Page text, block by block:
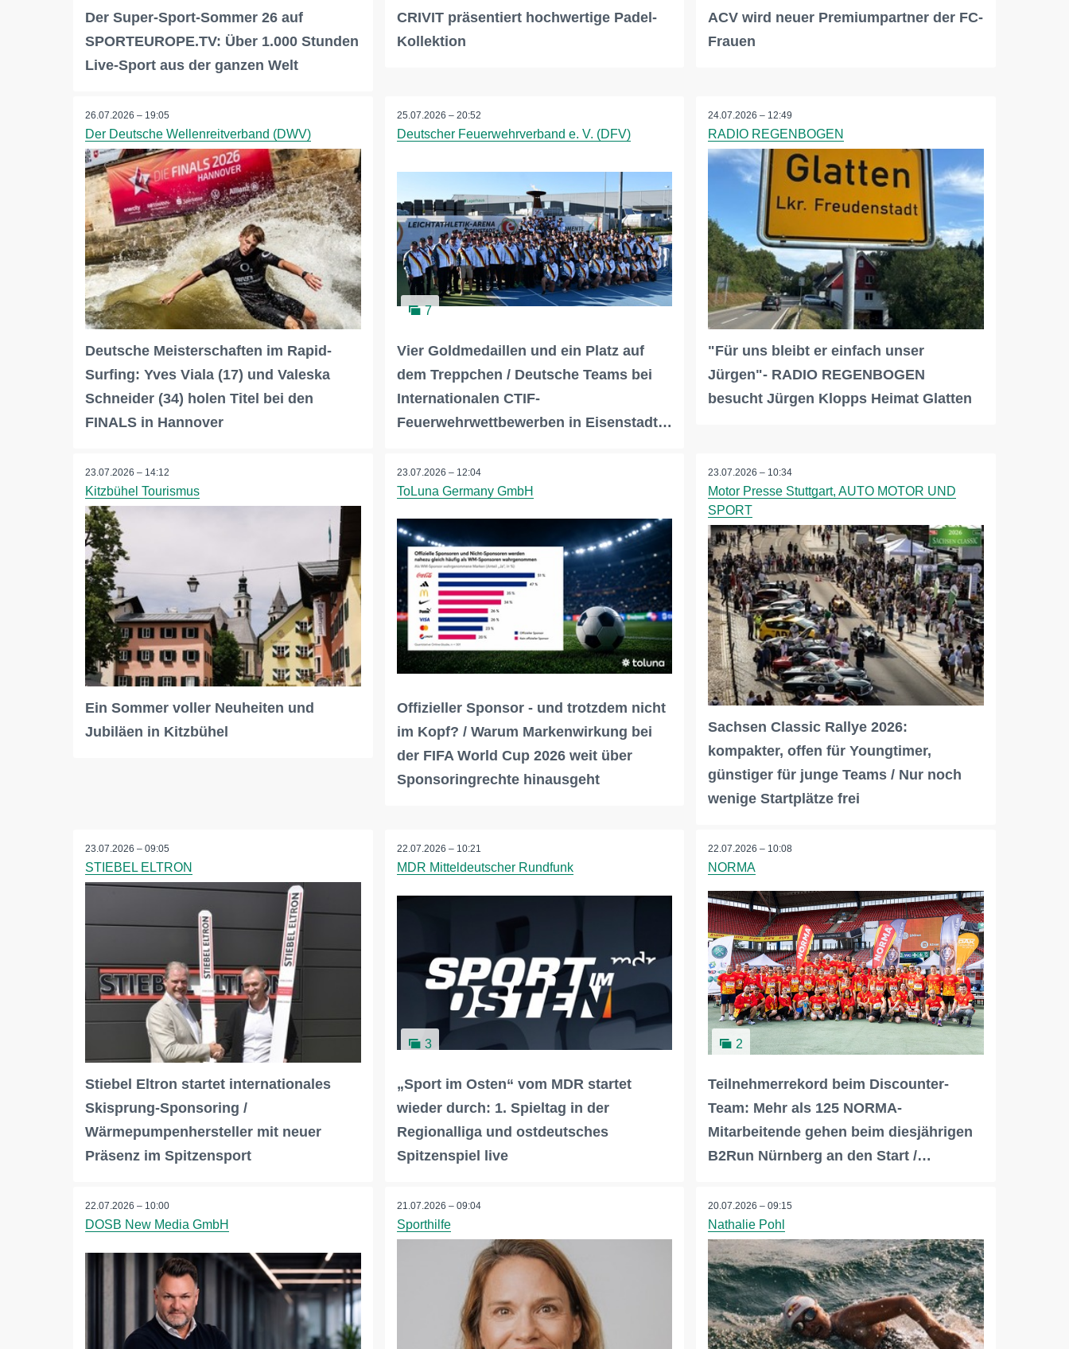
Der Super-Sport-Sommer 26 auf
SPORTEUROPE.TV: Über 1.000 Stunden
Live-Sport aus der ganzen Welt
CRIVIT präsentiert hochwertige Padel-
Kollektion
ACV wird neuer Premiumpartner der FC-
Frauen
26.07.2026 – 19:05
Der Deutsche Wellenreitverband (DWV)
Deutsche Meisterschaften im Rapid-
Surfing: Yves Viala (17) und Valeska
Schneider (34) holen Titel bei den
FINALS in Hannover
25.07.2026 – 20:52
Deutscher Feuerwehrverband e. V. (DFV)
7
Vier Goldmedaillen und ein Platz auf
dem Treppchen / Deutsche Teams bei
Internationalen CTIF-
Feuerwehrwettbewerben in Eisenstadt…
24.07.2026 – 12:49
RADIO REGENBOGEN
"Für uns bleibt er einfach unser
Jürgen"- RADIO REGENBOGEN
besucht Jürgen Klopps Heimat Glatten
23.07.2026 – 14:12
Kitzbühel Tourismus
Ein Sommer voller Neuheiten und
Jubiläen in Kitzbühel
23.07.2026 – 12:04
ToLuna Germany GmbH
Offizieller Sponsor - und trotzdem nicht
im Kopf? / Warum Markenwirkung bei
der FIFA World Cup 2026 weit über
Sponsoringrechte hinausgeht
23.07.2026 – 10:34
Motor Presse Stuttgart, AUTO MOTOR UND
SPORT
Sachsen Classic Rallye 2026:
kompakter, offen für Youngtimer,
günstiger für junge Teams / Nur noch
wenige Startplätze frei
23.07.2026 – 09:05
STIEBEL ELTRON
Stiebel Eltron startet internationales
Skisprung-Sponsoring /
Wärmepumpenhersteller mit neuer
Präsenz im Spitzensport
22.07.2026 – 10:21
MDR Mitteldeutscher Rundfunk
3
„Sport im Osten“ vom MDR startet
wieder durch: 1. Spieltag in der
Regionalliga und ostdeutsches
Spitzenspiel live
22.07.2026 – 10:08
NORMA
2
Teilnehmerrekord beim Discounter-
Team: Mehr als 125 NORMA-
Mitarbeitende gehen beim diesjährigen
B2Run Nürnberg an den Start /…
22.07.2026 – 10:00
DOSB New Media GmbH
21.07.2026 – 09:04
Sporthilfe
20.07.2026 – 09:15
Nathalie Pohl